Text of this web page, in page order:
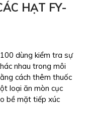
HẠT FY-
dùng kiểm tra sự
nhau trong môi
cách thêm thuốc
loại ăn mòn cục
bề mặt tiếp xúc